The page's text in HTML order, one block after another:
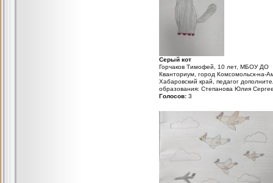
Серый кот
Горчаков Тимофей, 10 лет, МБОУ ДО
Кванториум, город Комсомольск-на-
Хабаровский край, педагог
образования: Степанова Юлия
Голосов: 3